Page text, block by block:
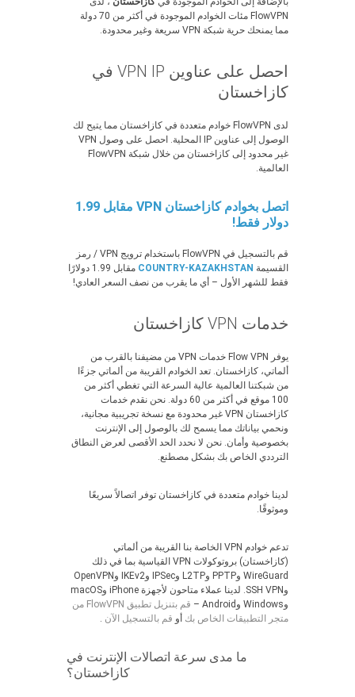
FlowVPN مئات الخوادم الموجودة في أكثر من 70 دولة
مما يمنحك حرية شبكة VPN سريعة وغير محدودة.
احصل على عناوين VPN IP في
كازاخستان
لدى FlowVPN خوادم متعددة في كازاخستان مما يتيح لك
الوصول إلى عناوين IP المحلية. احصل على وصول VPN
غير محدود إلى كازاخستان من خلال شبكة FlowVPN
العالمية.
اتصل بخوادم كازاخستان VPN مقابل 1.99
دولار فقط!
قم بالتسجيل في FlowVPN باستخدام ترويج VPN / رمز
القسيمة COUNTRY-KAZAKHSTAN
مقابل 1.99 دولارًا
فقط للشهر الأول – أي ما يقرب من نصف السعر العادي!
خدمات VPN كازاخستان
يوفر Flow VPN خدمات VPN من مضيفنا بالقرب من
ألماتي، كازاخستان. تعد الخوادم القريبة من ألماتي جزءًا
من شبكتنا العالمية عالية السرعة التي تغطي أكثر من
100 موقع في أكثر من 60 دولة. نحن نقدم خدمات
كازاخستان VPN غير محدودة مع نسخة تجريبية مجانية،
ونحمي بياناتك مما يسمح لك بالوصول إلى الإنترنت
بخصوصية وأمان. نحن لا نحدد الحد الأقصى لعرض النطاق
الترددي الخاص بك بشكل مصطنع.
لدينا خوادم متعددة في كازاخستان توفر اتصالاً سريعًا
وموثوقًا.
تدعم خوادم VPN الخاصة بنا القريبة من ألماتي
(كازاخستان) بروتوكولات VPN القياسية بما في ذلك
WireGuard وPPTP وL2TP وIPSec وIKEv2 وOpenVPN
وSSH VPN. لدينا عملاء متاحون لأجهزة iPhone وmacOS
وWindows وAndroid –
قم بتنزيل تطبيق FlowVPN من
متجر التطبيقات الخاص بك أو قم بالتسجيل الآن .
ما مدى سرعة اتصالات الإنترنت في
كازاخستان؟